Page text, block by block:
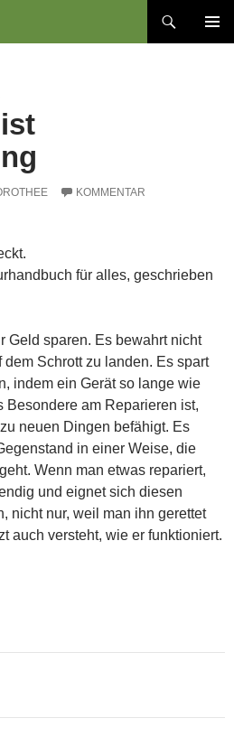
KOMMENTAR
für alles, geschrieben
Geld sparen. Es bewahrt nicht
Schrott zu landen. Es spart
indem ein Gerät so lange wie
Besondere am Reparieren ist,
neuen Dingen befähigt. Es
in einer Weise, die
Wenn man etwas repariert,
und eignet sich diesen
nicht nur, weil man ihn gerettet
auch versteht, wie er funktioniert.